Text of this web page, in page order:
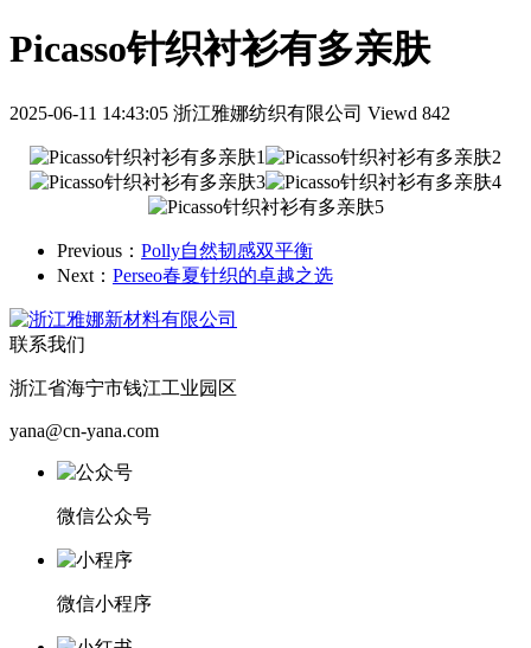
Picasso针织衬衫有多亲肤
2025-06-11 14:43:05 浙江雅娜纺织有限公司 Viewd 842
Previous： Polly自然韧感双平衡
Next： Perseo春夏针织的卓越之选
联系我们
浙江省海宁市钱江工业园区
yana@cn-yana.com
微信公众号
微信小程序